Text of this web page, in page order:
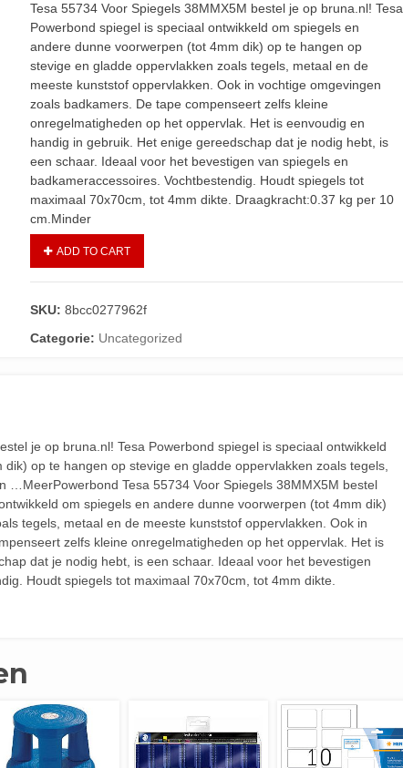
Tesa 55734 Voor Spiegels 38MMX5M bestel je op bruna.nl! Tesa
Powerbond spiegel is speciaal ontwikkeld om spiegels en
andere dunne voorwerpen (tot 4mm dik) op te hangen op
stevige en gladde oppervlakken zoals tegels, metaal en de
meeste kunststof oppervlakken. Ook in vochtige omgevingen
zoals badkamers. De tape compenseert zelfs kleine
onregelmatigheden op het oppervlak. Het is eenvoudig en
handig in gebruik. Het enige gereedschap dat je nodig hebt, is
een schaar. Ideaal voor het bevestigen van spiegels en
badkameraccessoires. Vochtbestendig. Houdt spiegels tot
maximaal 70x70cm, tot 4mm dikte. Draagkracht:0.37 kg per 10
cm.Minder
ADD TO CART
SKU: 8bcc0277962f
Categorie: Uncategorized
je op bruna.nl! Tesa Powerbond spiegel is speciaal ontwikkeld
op te hangen op stevige en gladde oppervlakken zoals tegels,
…MeerPowerbond Tesa 55734 Voor Spiegels 38MMX5M bestel
om spiegels en andere dunne voorwerpen (tot 4mm dik)
tegels, metaal en de meeste kunststof oppervlakken. Ook in
zelfs kleine onregelmatigheden op het oppervlak. Het is
dat je nodig hebt, is een schaar. Ideaal voor het bevestigen
Houdt spiegels tot maximaal 70x70cm, tot 4mm dikte.